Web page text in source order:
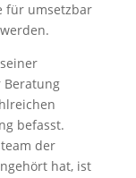
für umsetzbar
Beratung
befasst.
der
hat, ist